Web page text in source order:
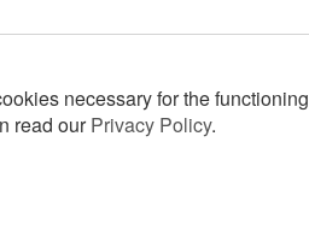
necessary for the functioning
read ourPrivacy Policy.